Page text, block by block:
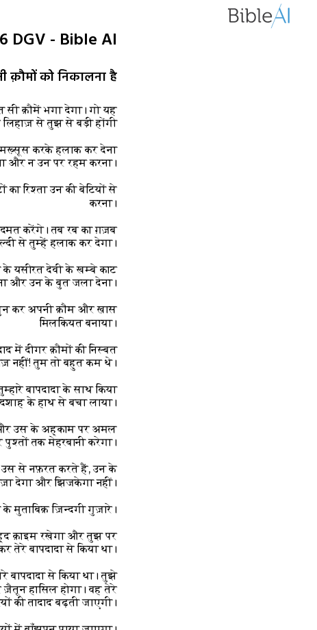
DGV - Bible AI
क़ौमों को निकालना है
क़ौमें भगा देगा। गो यह
लिहाज़ से तुझ से बड़ी होंगी
मख़्सूस करके हलाक कर देना
और न उन पर रहम करना।
रिश्ता उन की बेटियों से
करना।
करेंगे। तब रब का ग़ज़ब
से तुम्हें हलाक कर देगा।
के यसीरत देवी के खम्बे काट
और उन के बुत जला देना।
कर अपनी क़ौम और ख़ास
मिलकियत बनाया।
में दीगर क़ौमों की निस्बत
नहीं! तुम तो बहुत कम थे।
बापदादा के साथ किया
के हाथ से बचा लाया।
और उस के अह्काम पर अमल
तक मेहरबानी करेगा।
उस से नफ़रत करते हैं, उन के
देगा और झिजकेगा नहीं।
मुताबिक़ ज़िन्दगी गुज़ारे।
क़ाइम रखेगा और तुझ पर
बापदादा से किया था।
से किया था। तुझे
हासिल होगा। वह तेरे
की तादाद बढ़ती जाएगी।